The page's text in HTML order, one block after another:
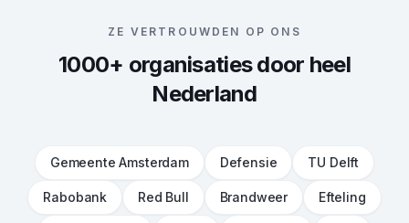
ZE VERTROUWDEN OP ONS
1000+ organisaties door heel
Nederland
Gemeente Amsterdam Defensie TU Delft
Rabobank Red Bull Brandweer Efteling